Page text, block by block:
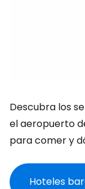
Descubra los
el aeropuerto
para comer y
Hoteles